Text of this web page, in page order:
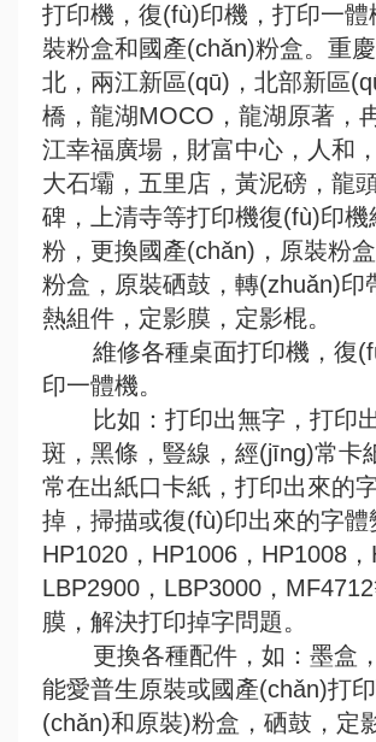
打印機，復(fù)印機，打印一體
裝粉盒和國產(chǎn)粉盒。重
北，兩江新區(qū)，北部新區
橋，龍湖MOCO，龍湖原著，
江幸福廣場，財富中心，人和
大石壩，五里店，黃泥磅，龍
碑，上清寺等打印機復(fù)印機
粉，更換國產(chǎn)，原裝粉
粉盒，原裝硒鼓，轉(zhuǎn)印
熱組件，定影膜，定影棍。
維修各種桌面打印機，復
印一體機。
比如：打印出無字，打印
斑，黑條，豎線，經(jīng)常卡
常在出紙口卡紙，打印出來的
掉，掃描或復(fù)印出來的字體
HP1020，HP1006，HP1008，
LBP2900，LBP3000，
膜，解決打印掉字問題。
更換各種配件，如：墨盒
能愛普生原裝或國產(chǎn)打
(chǎn)和原裝)粉盒，硒鼓，定